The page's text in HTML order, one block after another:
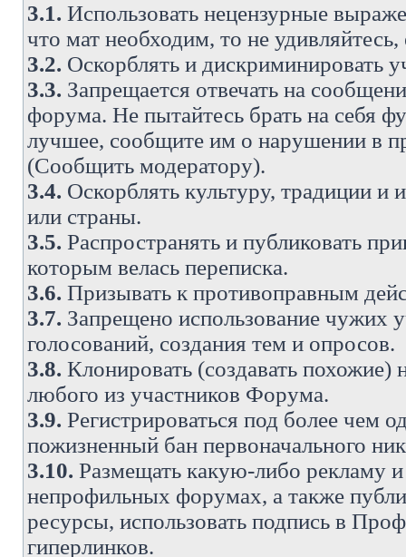
3.1. Использовать нецензурные
что мат необходим, то не
3.2. Оскорблять и дискриминировать
3.3. Запрещается отвечать на
форума. Не пытайтесь брать на себя
лучшее, сообщите им о нарушении в
(Сообщить модератору).
3.4. Оскорблять культуру, традиции
или страны.
3.5. Распространять и публиковать
которым велась переписка.
3.6. Призывать к противоправным
3.7. Запрещено использование чужих
голосований, создания тем и опросов.
3.8. Клонировать (создавать похожие)
любого из участников Форума.
3.9. Регистрироваться под более чем
пожизненный бан первоначального
3.10. Размещать какую-либо рекламу
непрофильных форумах, а также
ресурсы, использовать подпись в
гиперлинков.